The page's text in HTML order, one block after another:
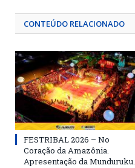
CONTEÚDO RELACIONADO
FESTRIBAL 2026 – No
Coração da Amazônia.
Apresentação da Munduruku.